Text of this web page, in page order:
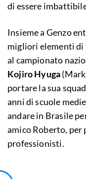
di essere
Insieme a Genzo
migliori elementi di
al campionato
Kojiro Hyuga
portare la sua
anni di scuole
andare in Brasile
amico Roberto, per
professionisti.